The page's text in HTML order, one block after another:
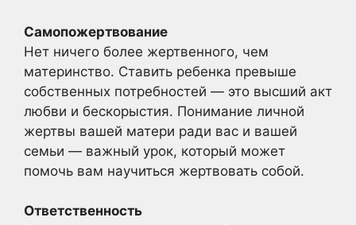
Самопожертвование
Нет ничего более жертвенного, чем
материнство. Ставить ребенка превыше
собственных потребностей — это высший акт
любви и бескорыстия. Понимание личной
жертвы вашей матери ради вас и вашей
семьи — важный урок, который может
помочь вам научиться жертвовать собой.
Ответственность